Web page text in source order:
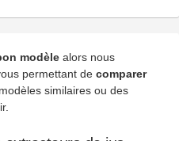
modèle alors nous
permettant de comparer
similaires ou des